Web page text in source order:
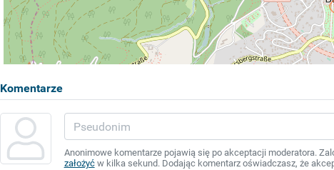
Komentarze
Anonimowe komentarze pojawią się po akceptacji moderatora.
założyćw kilka sekund. Dodając komentarz oświadczasz, że